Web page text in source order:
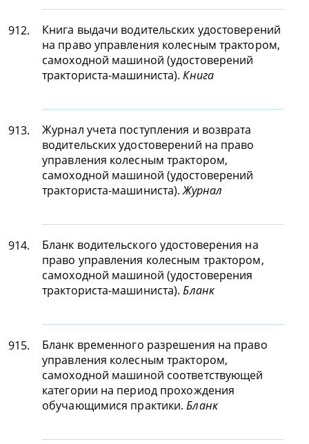
912.
Книга выдачи водительских удостоверений
на право управления колесным трактором,
самоходной машиной (удостоверений
тракториста-машиниста).Книга
913.
Журнал учета поступления и возврата
водительских удостоверений на право
управления колесным трактором,
самоходной машиной (удостоверений
тракториста-машиниста).Журнал
914.
Бланк водительского удостоверения на
право управления колесным трактором,
самоходной машиной (удостоверения
тракториста-машиниста).Бланк
915.
Бланк временного разрешения на право
управления колесным трактором,
самоходной машиной соответствующей
категории на период прохождения
обучающимися практики.Бланк